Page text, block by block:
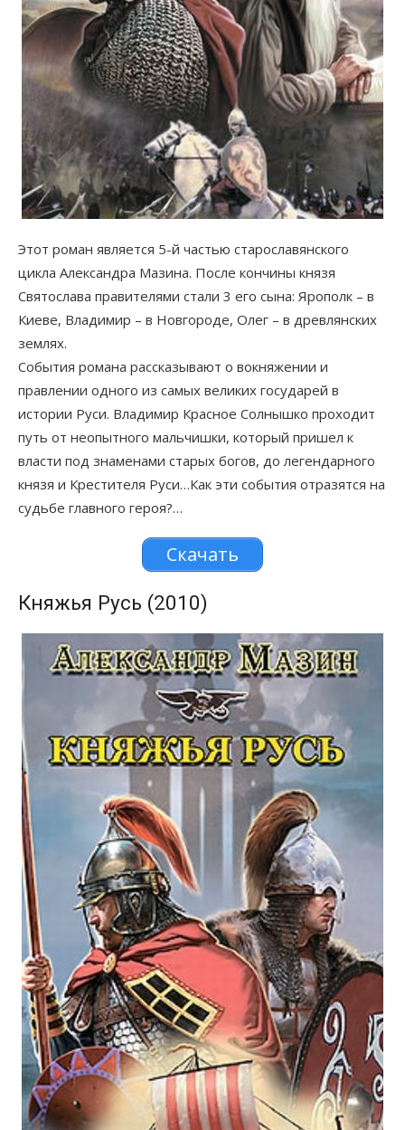
Этот роман является 5-й частью старославянского
цикла Александра Мазина. После кончины князя
Святослава правителями стали 3 его сына: Ярополк – в
Киеве, Владимир – в Новгороде, Олег – в древлянских
землях.
События романа рассказывают о вокняжении и
правлении одного из самых великих государей в
истории Руси. Владимир Красное Солнышко проходит
путь от неопытного мальчишки, который пришел к
власти под знаменами старых богов, до легендарного
князя и Крестителя Руси…Как эти события отразятся на
судьбе главного героя?…
Скачать
Княжья Русь (2010)